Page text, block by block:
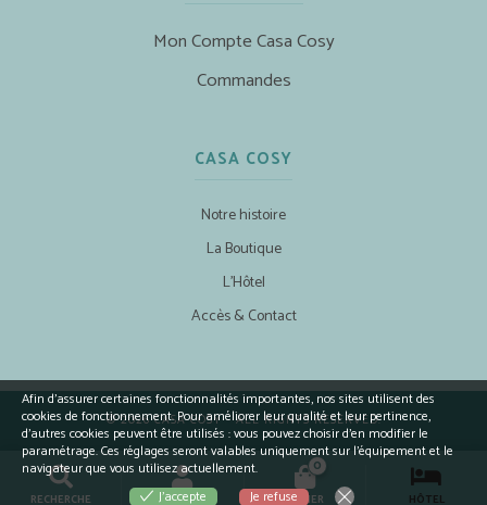
RECHERCHE COMPTE
0
PANIER HÔTEL
Mon Compte Casa Cosy
Commandes
CASA COSY
Notre histoire
La Boutique
L’Hôtel
Accès & Contact
© 2026 CASA COSY - ALL RIGHTS RESERVED.
Afin d’assurer certaines fonctionnalités importantes, nos sites utilisent des
cookies de fonctionnement. Pour améliorer leur qualité et leur pertinence,
d’autres cookies peuvent être utilisés : vous pouvez choisir d'en modifier le
paramétrage. Ces réglages seront valables uniquement sur l’équipement et le
navigateur que vous utilisez actuellement.
J'accepte
Je refuse